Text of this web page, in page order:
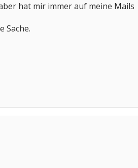
hat mir immer auf meine Mails
Sache.